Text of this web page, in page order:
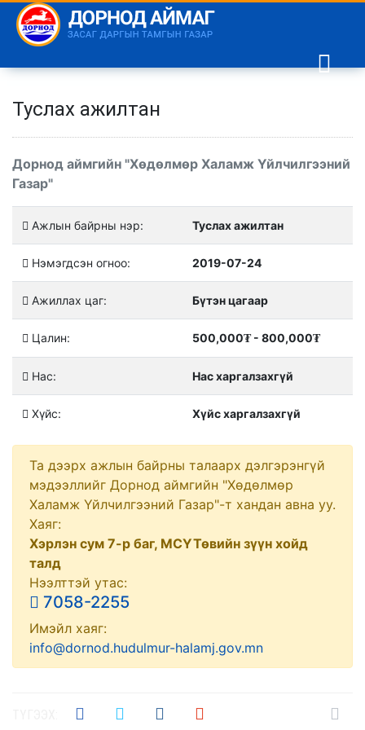
Туслах ажилтан
Дорнод аймгийн "Хөдөлмөр Халамж Үйлчилгээний
Газар"
Ажлын байрны нэр: Туслах ажилтан
Нэмэгдсэн огноо: 2019-07-24
Ажиллах цаг: Бүтэн цагаар
Цалин: 500,000₮- 800,000₮
Нас: Нас харгалзахгүй
Хүйс: Хүйс харгалзахгүй
Та дээрх ажлын байрны талаарх дэлгэрэнгүй
мэдээллийг Дорнод аймгийн "Хөдөлмөр
Халамж Үйлчилгээний Газар"-т хандан авна уу.
Хаяг:
Хэрлэн сум 7-р баг, МСҮТөвийн зүүн хойд
талд
Нээлттэй утас:
7058-2255
Имэйл хаяг:
info@dornod.hudulmur-halamj.gov.mn